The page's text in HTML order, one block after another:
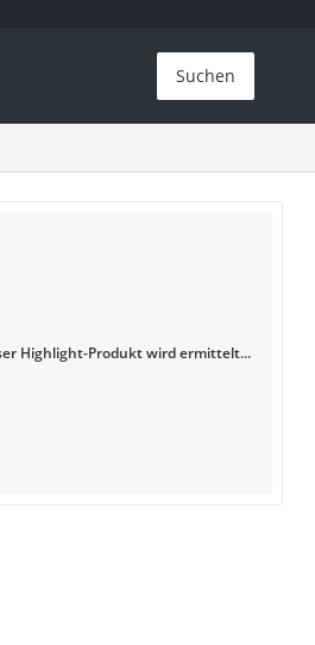
Suchen
Highlight-Produkt wird ermittelt...